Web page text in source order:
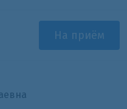
На приём